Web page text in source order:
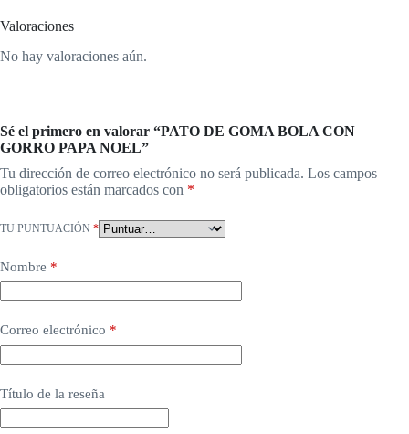
Valoraciones
No hay valoraciones aún.
Sé el primero en valorar “PATO DE GOMA BOLA CON
GORRO PAPA NOEL”
Tu dirección de correo electrónico no será publicada. Los campos
obligatorios están marcados con *
TU PUNTUACIÓN *
Nombre *
Correo electrónico *
Título de la reseña